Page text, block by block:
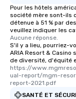
Pour les hôtels
société mère sont-ils
détenue à 51 % par
veuillez indiquer les
Aucune réponse.
S'il y a lieu, pourriez-
ARIA Resort &
de diversité, d'équité
https://
ual-report/mgm-
report-2021.pdf
SANTÉ ET